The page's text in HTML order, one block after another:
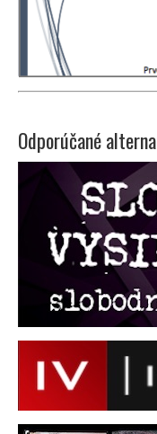
Odporúčané